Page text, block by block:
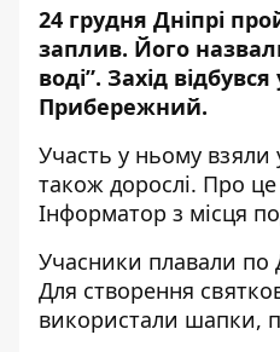
24 грудня Дніпрі
заплив. Його
воді”. Захід відбувся
Прибережний.
Участь у ньому
також дорослі. Про
Інформатор з місця
Учасники плавали по
Для створення
використали шапки,